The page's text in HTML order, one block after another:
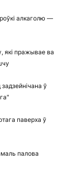
алкаголю —
які пражывае ва
ў
паверха ў
палова